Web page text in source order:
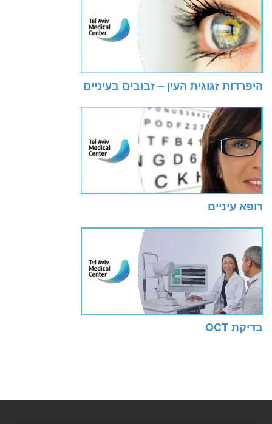
היפרדות זגוגית העין – זבובים בעיניים
רופא עיניים
בדיקת OCT